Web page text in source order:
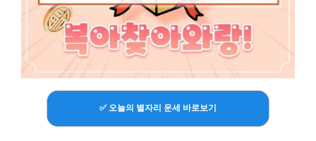
✅ 오늘의 별자리 운세 바로보기